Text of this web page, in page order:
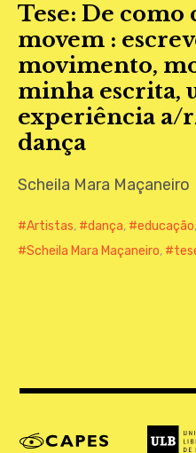
CONTATO
Tese: De como
movem :
movimento,
minha escrita,
experiência a/
dança
Scheila Mara Maçaneiro
Artistas, dança, educação,
Scheila Mara Maçaneiro,